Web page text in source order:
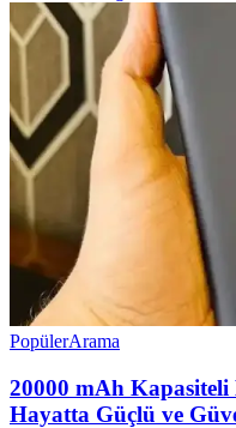
PopülerArama
20000 mAh
Hayatta Güçlü ve